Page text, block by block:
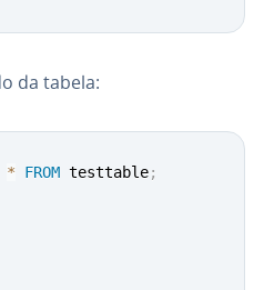
da tabela:
* FROM testtable;